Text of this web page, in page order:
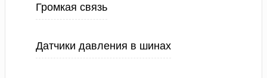
Громкая связь
Датчики давления в шинах